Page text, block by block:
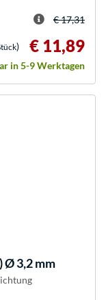
€ 17,31
) € 11,89
in 5-9 Werktagen
Ø 3,2 mm